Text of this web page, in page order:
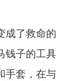
了救命的
钱子的工具
手套，在与